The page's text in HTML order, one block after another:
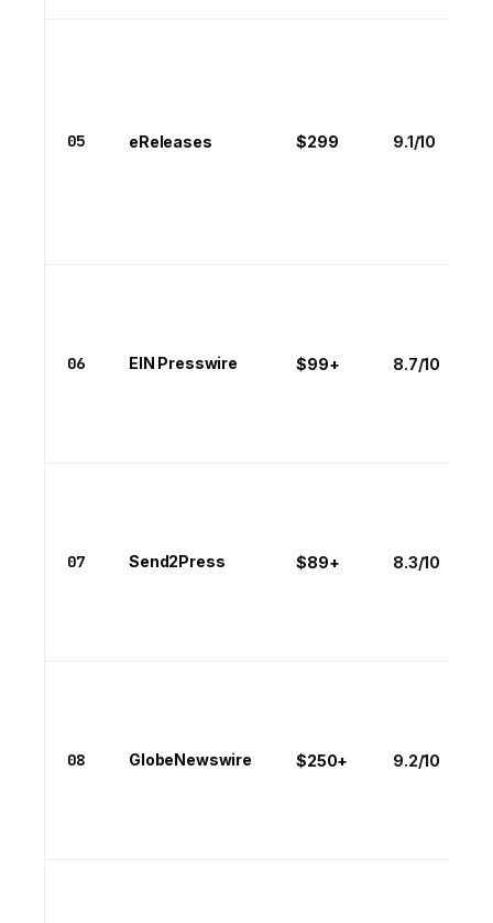
05 eReleases $299 9.1/10
06 EIN Presswire $99+ 8.7/10
07 Send2Press $89+ 8.3/10
08 GlobeNewswire $250+ 9.2/10